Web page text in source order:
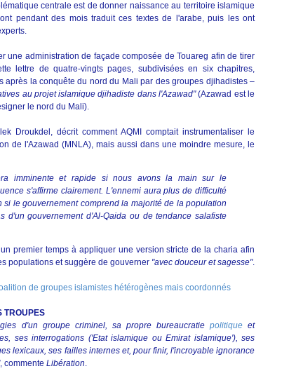
centrale est de donner naissance au territoire islamique
pendant des mois traduit ces textes de l'arabe, puis les ont
une administration de façade composée de Touareg afin de tirer
lettre de quatre-vingts pages, subdivisées en six chapitres,
après la conquête du nord du Mali par des groupes djihadistes –
au projet islamique djihadiste dans l'Azawad"(Azawad est le
le nord du Mali).
Droukdel, décrit comment AQMI comptait instrumentaliser le
de l'Azawad (MNLA), mais aussi dans une moindre mesure, le
imminente et rapide si nous avons la main sur le
s'affirme clairement. L'ennemi aura plus de difficulté
si le gouvernement comprend la majorité de la population
d'un gouvernement d'Al-Qaida ou de tendance salafiste
premier temps à appliquer une version stricte de la charia afin
populations et suggère de gouverner "avec douceur et sagesse".
de groupes islamistes hétérogènes mais coordonnés
TROUPES
d'un groupe criminel, sa propre bureaucratie politiqueet
ses interrogations ('Etat islamique ou Emirat islamique'), ses
lexicaux, ses failles internes et, pour finir, l'incroyable ignorance
, commente Libération.